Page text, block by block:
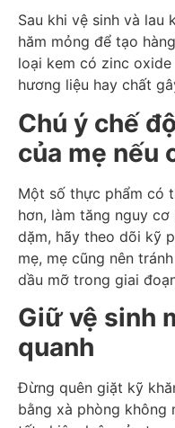
Sau khi vệ sinh và lau
hăm mỏng để tạo
loại kem có zinc
hương liệu hay chất
Chú ý chế
của mẹ nếu
Một số thực phẩm có
hơn, làm tăng nguy
dặm, hãy theo dõi kỹ
mẹ, mẹ cũng nên
dầu mỡ trong giai
Giữ vệ sinh
quanh
Đừng quên giặt kỹ
bằng xà phòng không